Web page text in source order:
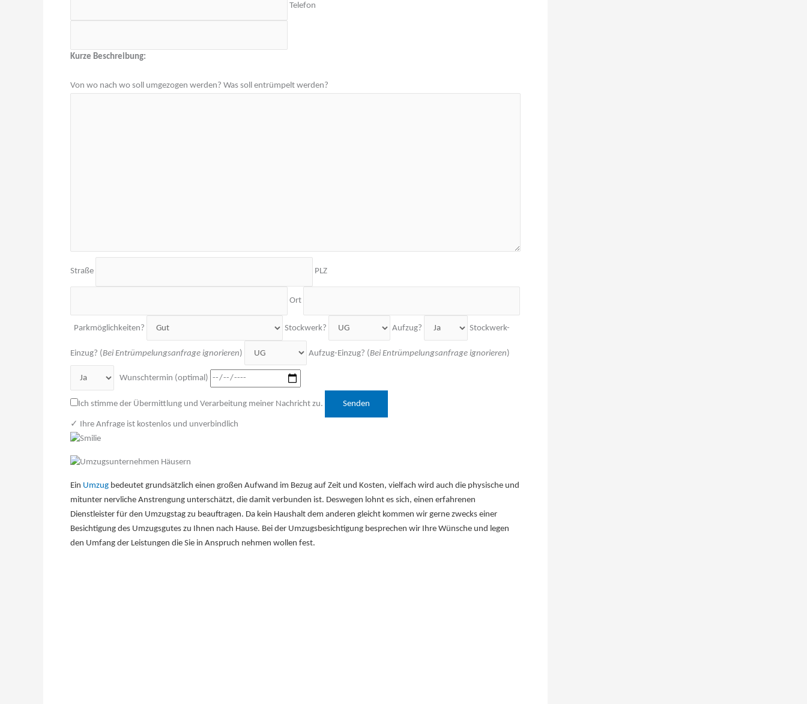
Telefon
Kurze Beschreibung:
Von wo nach wo soll umgezogen werden? Was soll entrümpelt werden?
Straße PLZ
Ort
Parkmöglichkeiten? Stockwerk? Aufzug? Stockwerk-
Einzug? (Bei Entrümpelungsanfrage ignorieren) Aufzug-Einzug? (Bei Entrümpelungsanfrage ignorieren)
Wunschtermin (optimal)
Ich stimme der Übermittlung und Verarbeitung meiner Nachricht zu. Bitte lasse dieses Feld leer.
✓ Ihre Anfrage ist kostenlos und unverbindlich
Ein Umzug bedeutet grundsätzlich einen großen Aufwand im Bezug auf Zeit und Kosten, vielfach wird auch die physische und
mitunter nervliche Anstrengung unterschätzt, die damit verbunden ist. Deswegen lohnt es sich, einen erfahrenen
Dienstleister für den Umzugstag zu beauftragen. Da kein Haushalt dem anderen gleicht kommen wir gerne zwecks einer
Besichtigung des Umzugsgutes zu Ihnen nach ​Hause. Bei der Umzugsbesichtigung besprechen wir Ihre Wünsche und legen
den Umfang der Leistungen die Sie in Anspruch nehmen wollen fest.